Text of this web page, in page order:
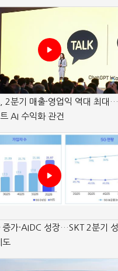
2분기 매출·영업익 역대 최대…
AI 수익화 관건
증가·AIDC 성장…SKT 2분기 성
도